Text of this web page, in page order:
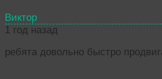
Виктор
1 год назад
ребята довольно быстро